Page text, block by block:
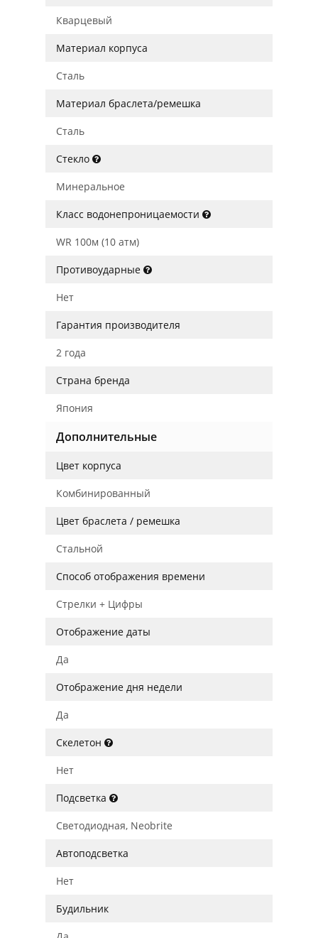
Кварцевый
Материал корпуса
Сталь
Материал браслета/ремешка
Сталь
Стекло
Минеральное
Класс водонепроницаемости
WR 100м (10 атм)
Противоударные
Нет
Гарантия производителя
2 года
Страна бренда
Япония
Дополнительные
Цвет корпуса
Комбинированный
Цвет браслета / ремешка
Стальной
Способ отображения времени
Стрелки + Цифры
Отображение даты
Да
Отображение дня недели
Да
Скелетон
Нет
Подсветка
Светодиодная, Neobrite
Автоподсветка
Нет
Будильник